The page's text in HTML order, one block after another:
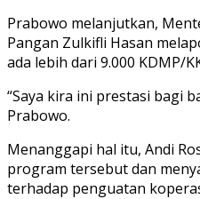
Prabowo melanjutkan,
Pangan Zulkifli Hasan
ada lebih dari 9.000 KDMP/
“Saya kira ini prestasi bagi
Prabowo.
Menanggapi hal itu, Andi
program tersebut dan
terhadap penguatan